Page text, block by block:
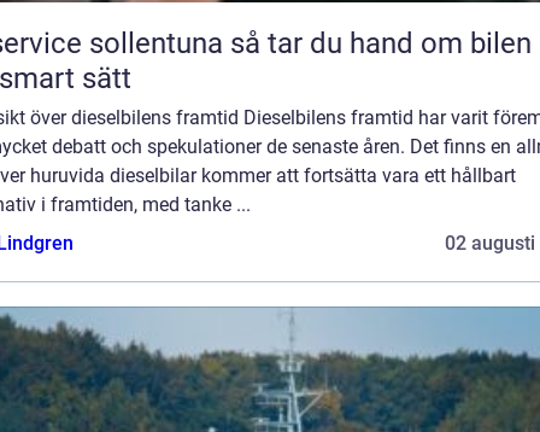
sollentuna så tar du hand om bilen på
sätt
över dieselbilens framtid Dieselbilens framtid har varit
debatt och spekulationer de senaste åren. Det finns en
huruvida dieselbilar kommer att fortsätta vara ett hållbart
i framtiden, med tanke ...
02 augusti